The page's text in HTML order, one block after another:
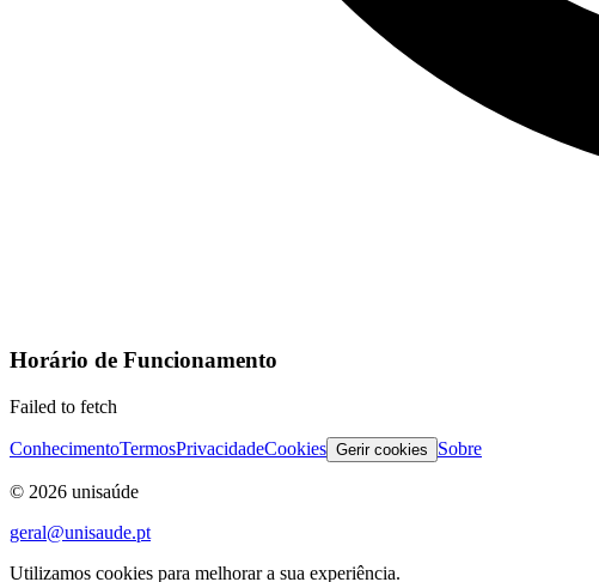
Horário de Funcionamento
Failed to fetch
ConhecimentoTermosPrivacidadeCookies Gerir cookies Sobre
© 2026 unisaúde
geral@unisaude.pt
Utilizamos cookies para melhorar a sua experiência.